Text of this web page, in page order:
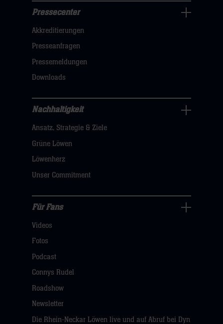
Navigation
öffnen,
dann
klicken
hier
Pressecenter
Akkreditierungen
Presseanfragen
Pressemeldungen
Downloads
Nachhaltigkeit
Navigation
öffnen,
dann
hier
Nachhaltigkeit
Ansatz, Strategie & Ziele
Grüne Löwen
Löwenherz
Unser Commitment
Fans
Navigation
öffnen,
dann
hier
Für Fans
Videos
Fotos
Podcast
Connys Rudel
Roadshow
Newsletter
Die Rhein-Neckar Löwen live und auf Abruf bei Dyn